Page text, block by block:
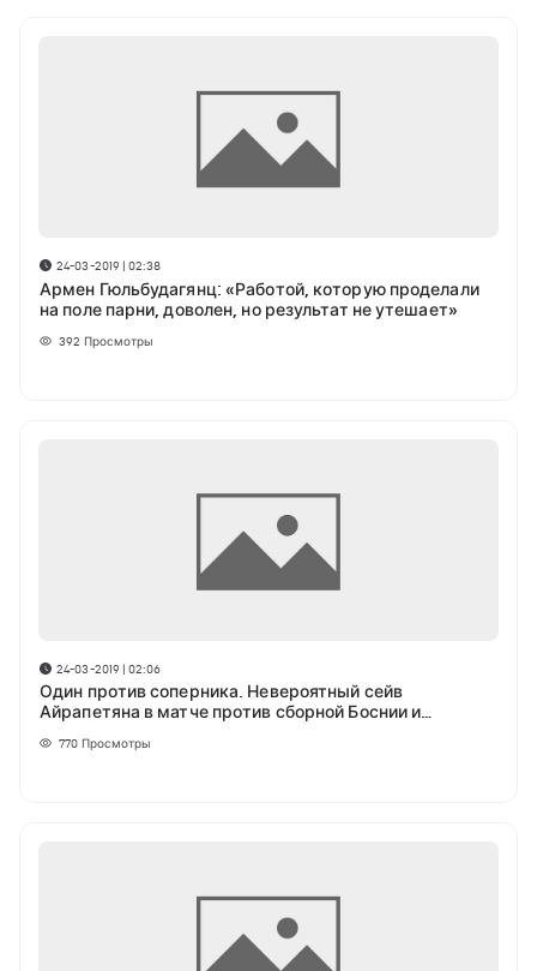
24-03-2019 | 02:38
Армен Гюльбудагянц: «Работой, которую проделали
на поле парни, доволен, но результат не утешает»
392 Просмотры
24-03-2019 | 02:06
Один против соперника. Невероятный сейв
Айрапетяна в матче против сборной Боснии и
770 Просмотры